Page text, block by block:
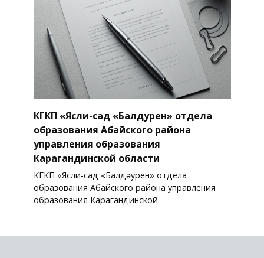
КГКП «Ясли-сад «Балдәурен» отдела
образования Абайского района
управления образования
Карагандинской области
КГКП «Ясли-сад «Балдәурен» отдела
образования Абайского района управления
образования Карагандинской